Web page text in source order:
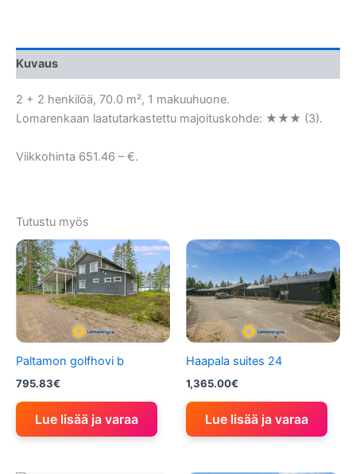
Kuvaus
2 + 2 henkilöä, 70.0 m², 1 makuuhuone.
Lomarenkaan laatutarkastettu majoituskohde: ★★★ (3).
Viikkohinta 651.46 – €.
Tutustu myös
Paltamon golfhovi b
795.83€
Lue lisää ja varaa
Haapala suites 24
1,365.00€
Lue lisää ja varaa